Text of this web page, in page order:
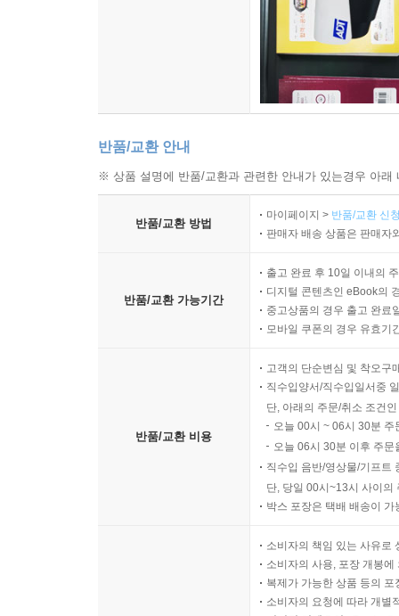
반품/교환 안내
※ 상품 설명에 반품/교환과 관련한 안내가 있는경우 아
반품/교환 방법
마이페이지 > 반품/교환 신
판매자 배송 상품은 판매자
반품/교환 가능기간
출고 완료 후 10일 이내의
디지털 콘텐츠인 eBook의
중고상품의 경우 출고 완료
모바일 쿠폰의 경우 유효기
반품/교환 비용
고객의 단순변심 및 착오구
직수입양서/직수입일서중
단, 아래의 주문/취소 조건
오늘 00시 ~ 06시 30분
오늘 06시 30분 이후 주
직수입 음반/영상물/기프트
단, 당일 00시~13시 사이의
박스 포장은 택배 배송이
소비자의 책임 있는 사유로
소비자의 사용, 포장 개봉
복제가 가능한 상품 등의
소비자의 요청에 따라 개별